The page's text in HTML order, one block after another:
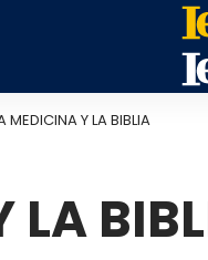
MEDICINA Y LA BIBLIA
LA